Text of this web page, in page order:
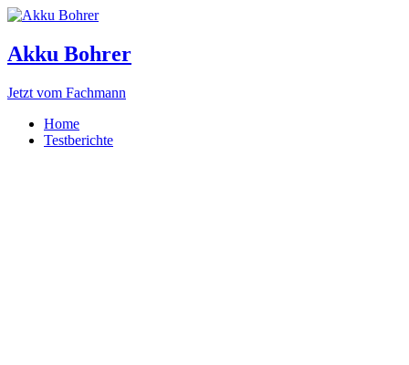
Akku Bohrer
Jetzt vom Fachmann
Home
Testberichte